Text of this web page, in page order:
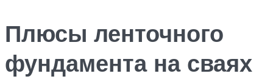
Плюсы ленточного
фундамента на сваях